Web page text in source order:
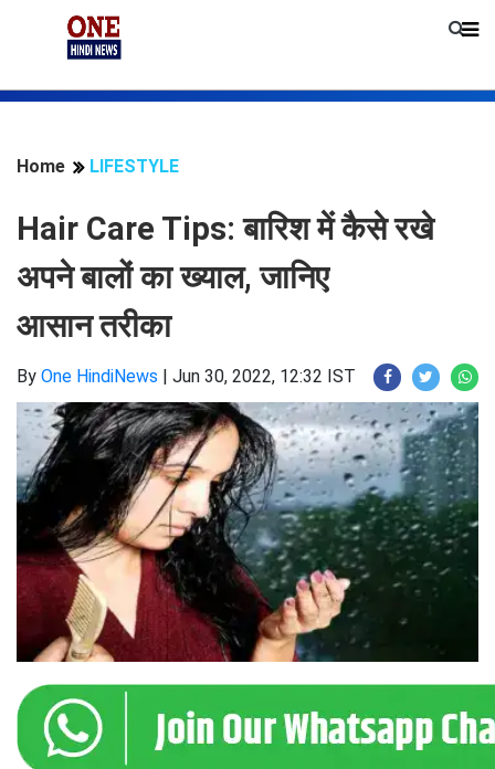
Home LIFESTYLE
Hair Care Tips: बारिश में कैसे रखे
अपने बालों का ख्याल, जानिए
आसान तरीका
By One HindiNews | Jun 30, 2022, 12:32 IST